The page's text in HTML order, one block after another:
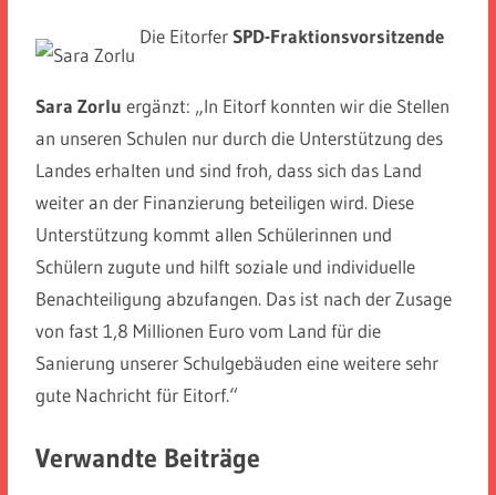
Die EitorferSPD-Fraktionsvorsitzende
Sara Zorluergänzt: „In Eitorf konnten wir die Stellen
an unseren Schulen nur durch die Unterstützung des
Landes erhalten und sind froh, dass sich das Land
weiter an der Finanzierung beteiligen wird. Diese
Unterstützung kommt allen Schülerinnen und
Schülern zugute und hilft soziale und individuelle
Benachteiligung abzufangen. Das ist nach der Zusage
von fast 1,8 Millionen Euro vom Land für die
Sanierung unserer Schulgebäuden eine weitere sehr
gute Nachricht für Eitorf.“
Verwandte Beiträge